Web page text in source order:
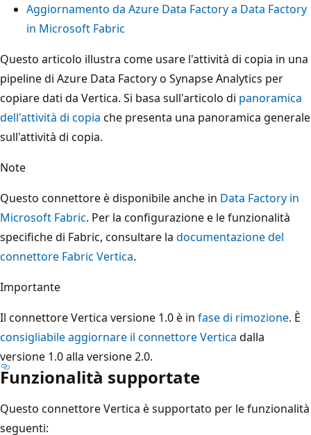
Aggiornamento da Azure Data Factory a Data Factory
in Microsoft Fabric
Questo articolo illustra come usare l'attività di copia in una
pipeline di Azure Data Factory o Synapse Analytics per
copiare dati da Vertica. Si basa sull'articolo di panoramica
dell'attività di copia che presenta una panoramica generale
sull'attività di copia.
Note
Questo connettore è disponibile anche in Data Factory in
Microsoft Fabric. Per la configurazione e le funzionalità
specifiche di Fabric, consultare la documentazione del
connettore Fabric Vertica.
Importante
Il connettore Vertica versione 1.0 è in fase di rimozione. È
consigliabile aggiornare il connettore Vertica dalla
versione 1.0 alla versione 2.0.
Funzionalità supportate
Questo connettore Vertica è supportato per le funzionalità
seguenti: